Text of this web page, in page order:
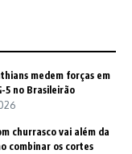
medem forças em
5 no Brasileirão
churrasco vai além da
combinar os cortes